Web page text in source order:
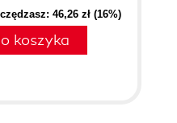
46,26 zł (16%)
koszyka